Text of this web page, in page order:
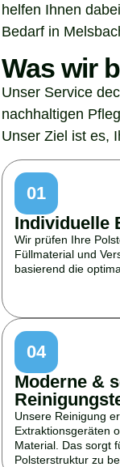
helfen Ihnen
Bedarf in
Was wir
Unser Service
nachhaltigen
Unser Ziel ist es,
01
Individuelle
Wir prüfen Ihre
Füllmaterial und
basierend die
04
Moderne &
Unsere Reinigung
Extraktionsgeräten
Material. Das sorgt
Polsterstruktur zu